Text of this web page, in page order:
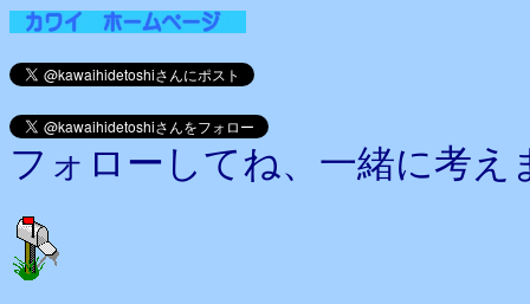
フォローしてね、一緒に考え